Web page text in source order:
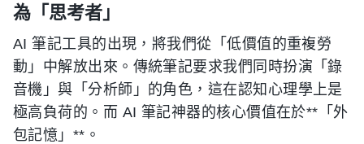
為「思考者」
AI 筆記工具的出現，將我們從「低價值的重複勞
動」中解放出來。傳統筆記要求我們同時扮演「錄
音機」與「分析師」的角色，這在認知心理學上是
極高負荷的。而 AI 筆記神器的核心價值在於**「外
包記憶」**。